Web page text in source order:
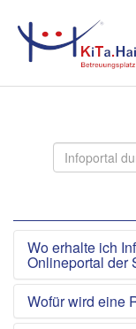
Wo erhalte ich
Onlineportal der
Wofür wird eine